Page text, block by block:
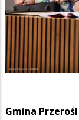
Gmina